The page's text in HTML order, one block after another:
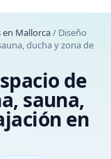
en Mallorca/ Diseño
ducha y zona de
de
sauna,
en